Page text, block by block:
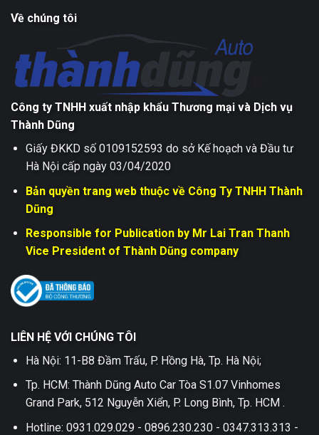
Về chúng tôi
Công ty TNHH xuất nhập khẩu Thương mại và Dịch vụ
Thành Dũng
Giấy ĐKKD số 0109152593 do sở Kế hoạch và Đầu tư
Hà Nội cấp ngày 03/04/2020
Bản quyền trang web thuộc về Công Ty TNHH Thành
Dũng
Responsible for Publication by Mr Lai Tran Thanh
Vice President of Thành Dũng company
LIÊN HỆ VỚI CHÚNG TÔI
Hà Nội: 11-B8 Đầm Trấu, P. Hồng Hà, Tp. Hà Nội;
Tp. HCM: Thành Dũng Auto Car Tòa S1.07 Vinhomes
Grand Park, 512 Nguyễn Xiển, P. Long Bình, Tp. HCM .
Hotline: 0931.029.029 - 0896.230.230 - 0347.313.313 -